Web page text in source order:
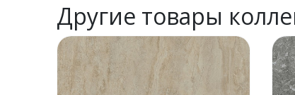
Другие товары